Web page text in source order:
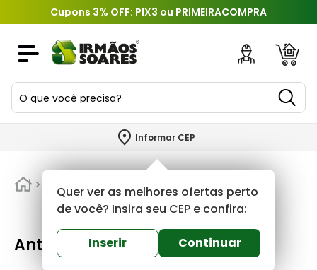
Cupons 3% OFF: PIX3 ou PRIMEIRACOMPRA
O que você precisa?
Informar CEP
Quer ver as melhores ofertas perto
de você? Insira seu CEP e confira:
Inserir Continuar
Anticatto
Anticatto
TERMOS MAIS BUSCADOS
2º
porta
revestimento
argamassa